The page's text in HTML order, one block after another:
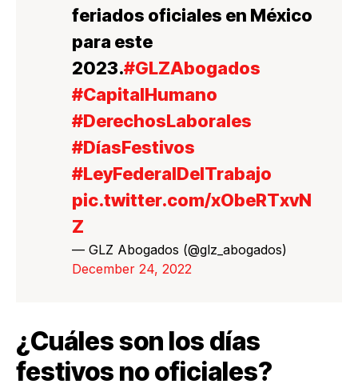
feriados oficiales en México
para este
2023.#GLZAbogados
#CapitalHumano
#DerechosLaborales
#DíasFestivos
#LeyFederalDelTrabajo
pic.twitter.com/xObeRTxvN
Z
— GLZ Abogados (@glz_abogados)
December 24, 2022
¿Cuáles son los días
festivos no oficiales?